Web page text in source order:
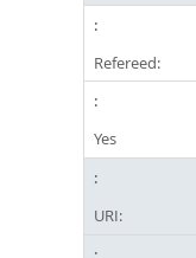
Refereed:
Yes
URI: